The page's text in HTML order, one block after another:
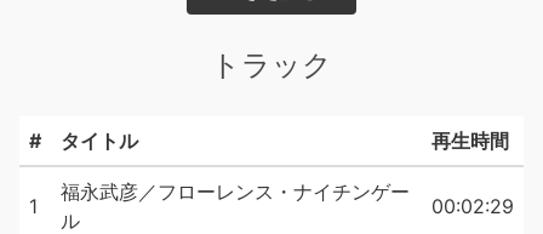
たちの、心に響く言葉を紹介します。
トラック
# タイトル 再生時間
1
福永武彦／フローレンス・ナイチンゲー
ル
00:02:29